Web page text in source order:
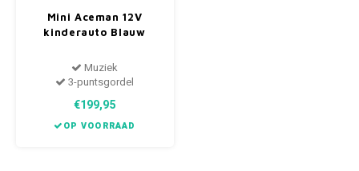
Mini Aceman 12V
kinderauto Blauw
Muziek
3-puntsgordel
€199,95
OP VOORRAAD